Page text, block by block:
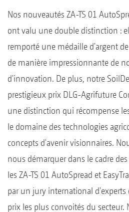
Nos nouveautés ZA-TS 01
ont valu une double distinction :
remporté une médaille d'argent
de manière impressionnante de
d'innovation. De plus, notre
prestigieux prix DLG-Agrifuture
une distinction qui récompense
le domaine des technologies
concepts d'avenir visionnaires.
nous démarquer dans le cadre
les ZA-TS 01 AutoSpread et
par un jury international
prix les plus convoités du secteur.